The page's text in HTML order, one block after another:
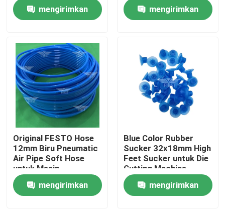
Beranda
Produk
Tentang Kami
Tur Pabrik
Kontrol Kualitas
Hubungi Kami
with High-End Plastic
Material and Quantity
Discount
mengirimkan
Kualitas dijamin
pengiriman cepat
untuk Komori
mengirimkan
Original FESTO Hose
12mm Biru Pneumatic
Air Pipe Soft Hose
untuk Mesin
Pencetakan Offset
mengirimkan
Blue Color Rubber
Sucker 32x18mm High
Feet Sucker untuk Die
Cutting Machine
dengan bahan karet
tahan lamamengirimkan